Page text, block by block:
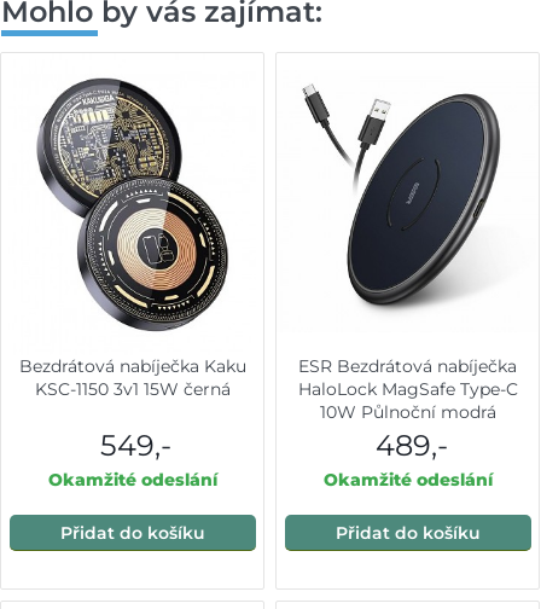
Mohlo by vás zajímat:
Bezdrátová nabíječka Kaku
KSC-1150 3v1 15W černá
549,-
Okamžité odeslání
Přidat do košíku
ESR Bezdrátová nabíječka
HaloLock MagSafe Type-C
10W Půlnoční modrá
489,-
Okamžité odeslání
Přidat do košíku